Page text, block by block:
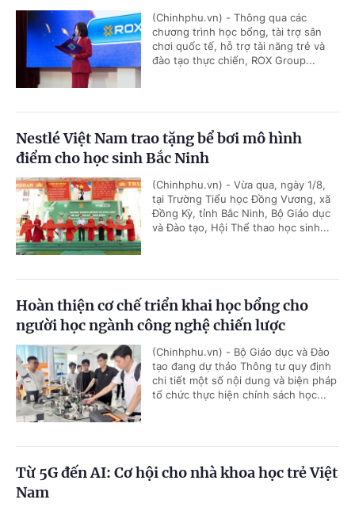
(Chinhphu.vn) - Thông qua các
chương trình học bổng, tài trợ sân
chơi quốc tế, hỗ trợ tài năng trẻ và
đào tạo thực chiến, ROX Group...
Nestlé Việt Nam trao tặng bể bơi mô hình
điểm cho học sinh Bắc Ninh
(Chinhphu.vn) - Vừa qua, ngày 1/8,
tại Trường Tiểu học Đồng Vương, xã
Đồng Kỳ, tỉnh Bắc Ninh, Bộ Giáo dục
và Đào tạo, Hội Thể thao học sinh...
Hoàn thiện cơ chế triển khai học bổng cho
người học ngành công nghệ chiến lược
(Chinhphu.vn) - Bộ Giáo dục và Đào
tạo đang dự thảo Thông tư quy định
chi tiết một số nội dung và biện pháp
tổ chức thực hiện chính sách học...
Từ 5G đến AI: Cơ hội cho nhà khoa học trẻ Việt
Nam